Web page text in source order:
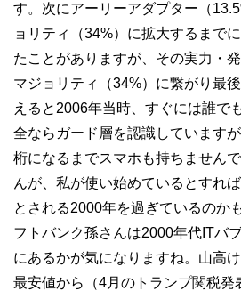
す。次にアーリーアダプター（
ョリティ（34%）に拡大するまで
たことがありますが、その実力・
マジョリティ（34%）に繋がり最
えると2006年当時、すぐには誰で
全ならガード層を認識しています
桁になるまでスマホも持ちません
んが、私が使い始めているとすれ
とされる2000年を過ぎているのか
フトバンク孫さんは2000年代ITバ
にあるかが気になりますね。山高
最安値から（4月のトランプ関税